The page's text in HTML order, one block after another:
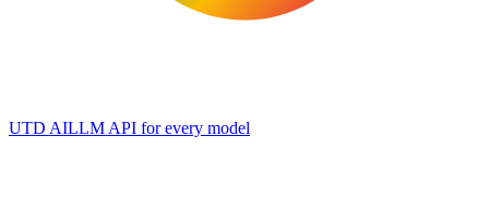
UTD AILLM API for every model